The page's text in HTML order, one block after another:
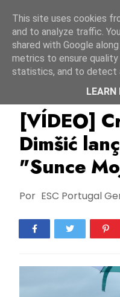
[VÍDEO]
Dimšić
"Sunce
Por ESC Portugal
This site uses cookies
and to analyze traffic.
shared with Google
metrics to ensure
statistics, and to detect
LEARN